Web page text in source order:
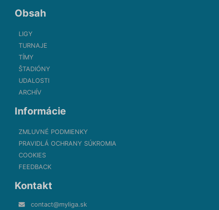
Obsah
LIGY
TURNAJE
TÍMY
ŠTADIÓNY
UDALOSTI
ARCHÍV
Informácie
ZMLUVNÉ PODMIENKY
PRAVIDLÁ OCHRANY SÚKROMIA
COOKIES
FEEDBACK
Kontakt
contact@myliga.sk